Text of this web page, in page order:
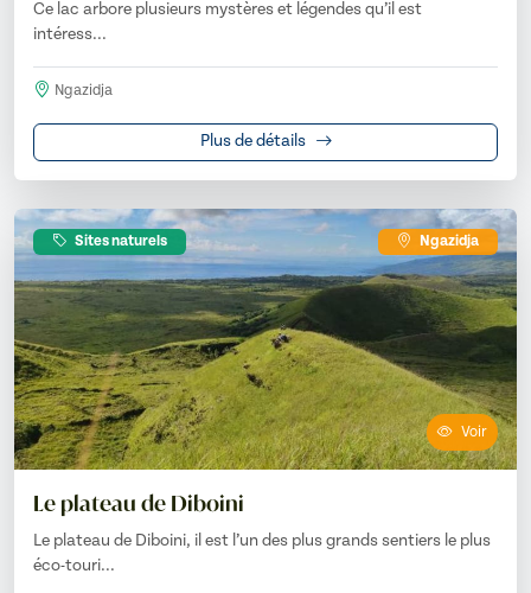
Ce lac arbore plusieurs mystères et légendes qu’il est
intéress...
Ngazidja
Plus de détails
Sites naturels Ngazidja
Voir
Le plateau de Diboini
Le plateau de Diboini, il est l’un des plus grands sentiers le plus
éco-touri...